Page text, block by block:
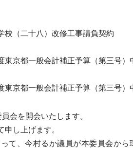
（二十八）改修工事請負契約
京都一般会計補正予算（第三号
京都一般会計補正予算（第三号
会を開会いたします。
し上げます。
、今村るか議員が本委員会から